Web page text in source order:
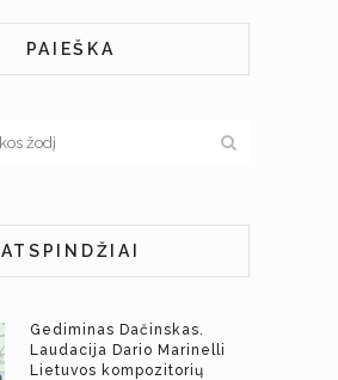
PAIEŠKA
ATSPINDŽIAI
Gediminas Dačinskas.
Laudacija Dario Marinelli
Lietuvos kompozitorių